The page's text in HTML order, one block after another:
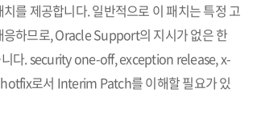
를 제공합니다. 일반적으로 이 패치는 특정 고
응하므로, Oracle Support의 지시가 없은 한
다. security one-off, exception release, x-
로서 Interim Patch를 이해할 필요가 있